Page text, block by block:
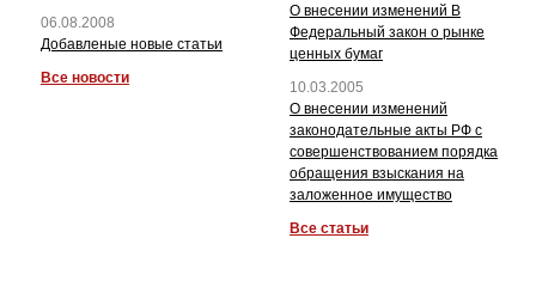
06.08.2008
Добавленые новые статьи
Все новости
О внесении изменений В
Федеральный закон о рынке
ценных бумаг
10.03.2005
О внесении изменений
законодательные акты РФ с
совершенствованием порядка
обращения взыскания на
заложенное имущество
Все статьи